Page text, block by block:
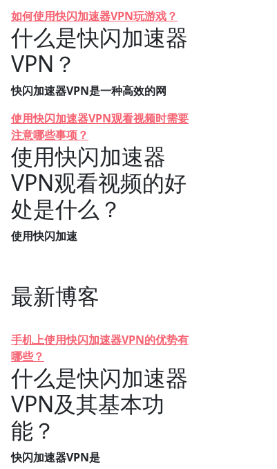
如何使用快闪加速器VPN玩游戏？
什么是快闪加速器
VPN？
快闪加速器VPN是一种高效的网
使用快闪加速器VPN观看视频时需要
注意哪些事项？
使用快闪加速器
VPN观看视频的好
处是什么？
使用快闪加速
最新博客
手机上使用快闪加速器VPN的优势有
哪些？
什么是快闪加速器
VPN及其基本功
能？
快闪加速器VPN是